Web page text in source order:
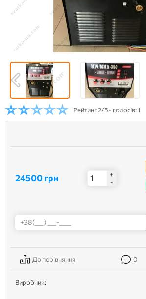
Рейтинг2/5 - голосів: 1
24500 грн
+
-
До порівняння 0
Виробник: